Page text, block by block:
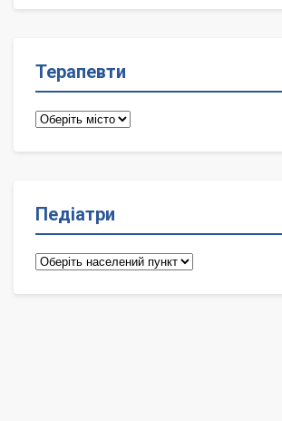
Терапевти
Терапевти
Педіатри
Педіатри